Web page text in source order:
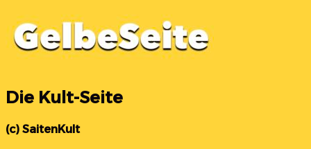
Die Kult-Seite
(c) SaitenKult